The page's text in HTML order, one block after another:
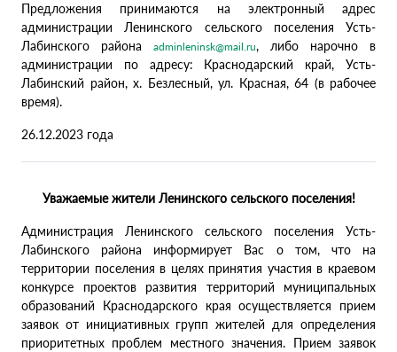
Предложения принимаются на электронный адрес
администрации Ленинского сельского поселения Усть-
Лабинского района adminleninsk@mail.ru, либо нарочно в
администрации по адресу: Краснодарский край, Усть-
Лабинский район, х. Безлесный, ул. Красная, 64 (в рабочее
время).
26.12.2023 года
Уважаемые жители Ленинского сельского поселения!
Администрация Ленинского сельского поселения Усть-
Лабинского района информирует Вас о том, что на
территории поселения в целях принятия участия в краевом
конкурсе проектов развития территорий муниципальных
образований Краснодарского края осуществляется прием
заявок от инициативных групп жителей для определения
приоритетных проблем местного значения. Прием заявок